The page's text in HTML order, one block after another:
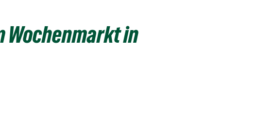
Wochenmarkt in